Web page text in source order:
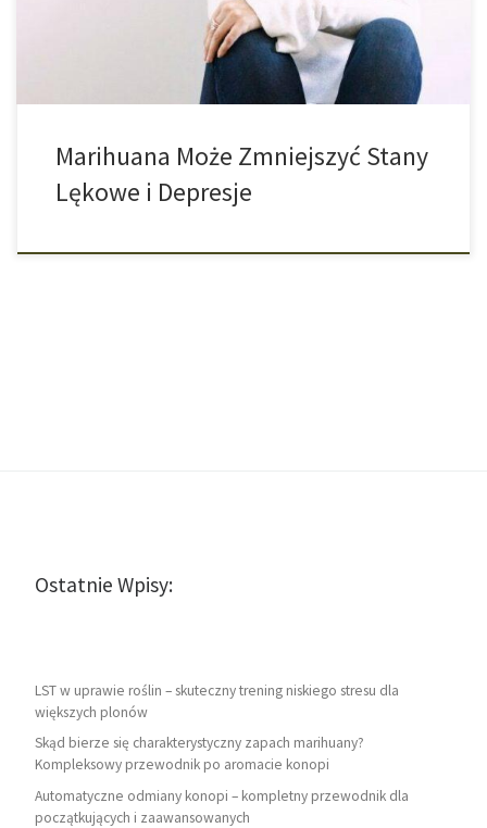
największą skuteczność w walce z depresją uzyskano przy użyciu
Marihuana Może Zmniejszyć Stany
Lękowe i Depresje
Ostatnie Wpisy:
LST w uprawie roślin – skuteczny trening niskiego stresu dla
większych plonów
Skąd bierze się charakterystyczny zapach marihuany?
Kompleksowy przewodnik po aromacie konopi
Automatyczne odmiany konopi – kompletny przewodnik dla
początkujących i zaawansowanych